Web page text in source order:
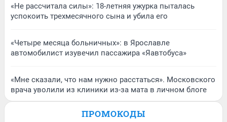
«Не рассчитала силы»: 18-летняя ужурка пыталась
успокоить трехмесячного сына и убила его
«Четыре месяца больничных»: в Ярославле
автомобилист изувечил пассажира «Яавтобуса»
«Мне сказали, что нам нужно расстаться». Московского
врача уволили из клиники из-за мата в личном блоге
ПРОМОКОДЫ